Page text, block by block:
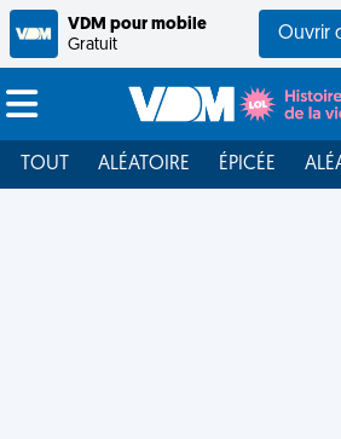
VDM pour mobile
Gratuit
Ouvrir
TOUT ALÉATOIRE ÉPICÉE